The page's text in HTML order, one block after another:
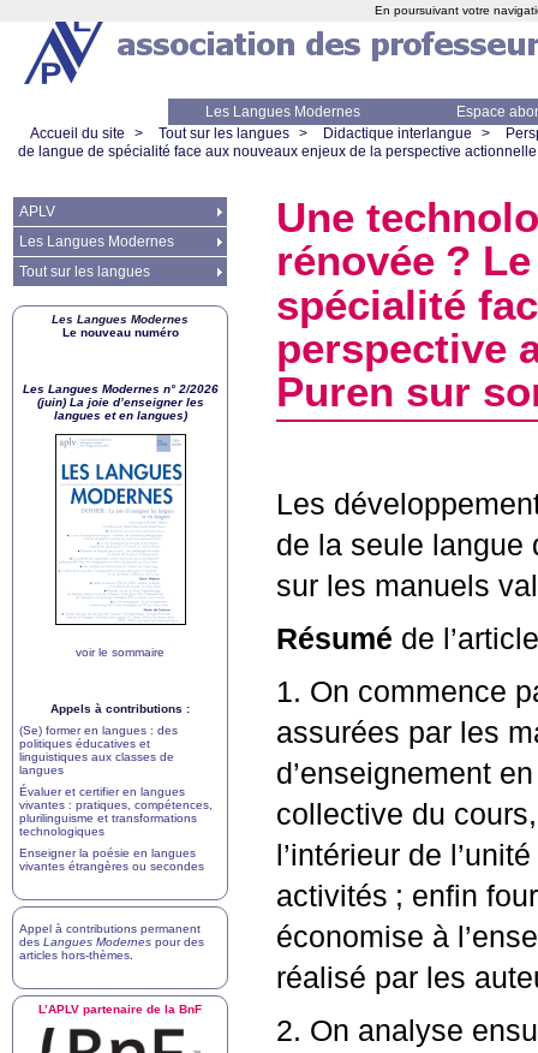
Les Langues Modernes
Espace
Accueil du site
> Tout sur les langues > Didactique interlangue >
de langue de spécialité face aux nouveaux enjeux de la perspective
Une
rénovée ?
spécialité
perspective
Puren sur
Les
de la seule langue
sur les manuels
Résumé de
1. On commence
assurées par les
d’enseignement
collective du
l’intérieur de
activités ; enfin
économise à
réalisé par les
2. On analyse
APLV
Les Langues Modernes
Tout sur les langues
Les Langues Modernes
Le nouveau numéro
Les Langues Modernes n° 2/2026
(juin) La joie d’enseigner les
langues et en langues)
voir le sommaire
Appels à contributions :
(Se) former en langues : des
politiques éducatives et
linguistiques aux classes de
langues
Évaluer et certifier en langues
vivantes : pratiques, compétences,
plurilinguisme et transformations
technologiques
Enseigner la poésie en langues
vivantes étrangères ou secondes
Appel à contributions permanent
des Langues Modernes pour des
articles hors-thèmes
L’APLV partenaire de la BnF
En poursuivant votre